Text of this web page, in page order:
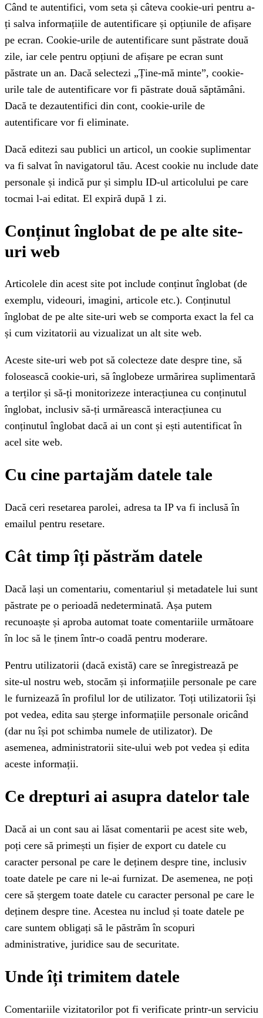
Când te autentifici, vom seta și câteva cookie-uri pentru a-
ți salva informațiile de autentificare și opțiunile de afișare
pe ecran. Cookie-urile de autentificare sunt păstrate două
zile, iar cele pentru opțiuni de afișare pe ecran sunt
păstrate un an. Dacă selectezi „Ține-mă minte”, cookie-
urile tale de autentificare vor fi păstrate două săptămâni.
Dacă te dezautentifici din cont, cookie-urile de
autentificare vor fi eliminate.
Dacă editezi sau publici un articol, un cookie suplimentar
va fi salvat în navigatorul tău. Acest cookie nu include date
personale și indică pur și simplu ID-ul articolului pe care
tocmai l-ai editat. El expiră după 1 zi.
Conținut înglobat de pe alte site-
uri web
Articolele din acest site pot include conținut înglobat (de
exemplu, videouri, imagini, articole etc.). Conținutul
înglobat de pe alte site-uri web se comporta exact la fel ca
și cum vizitatorii au vizualizat un alt site web.
Aceste site-uri web pot să colecteze date despre tine, să
folosească cookie-uri, să înglobeze urmărirea suplimentară
a terților și să-ți monitorizeze interacțiunea cu conținutul
înglobat, inclusiv să-ți urmărească interacțiunea cu
conținutul înglobat dacă ai un cont și ești autentificat în
acel site web.
Cu cine partajăm datele tale
Dacă ceri resetarea parolei, adresa ta IP va fi inclusă în
emailul pentru resetare.
Cât timp îți păstrăm datele
Dacă lași un comentariu, comentariul și metadatele lui sunt
păstrate pe o perioadă nedeterminată. Așa putem
recunoaște și aproba automat toate comentariile următoare
în loc să le ținem într-o coadă pentru moderare.
Pentru utilizatorii (dacă există) care se înregistrează pe
site-ul nostru web, stocăm și informațiile personale pe care
le furnizează în profilul lor de utilizator. Toți utilizatorii își
pot vedea, edita sau șterge informațiile personale oricând
(dar nu își pot schimba numele de utilizator). De
asemenea, administratorii site-ului web pot vedea și edita
aceste informații.
Ce drepturi ai asupra datelor tale
Dacă ai un cont sau ai lăsat comentarii pe acest site web,
poți cere să primești un fișier de export cu datele cu
caracter personal pe care le deținem despre tine, inclusiv
toate datele pe care ni le-ai furnizat. De asemenea, ne poți
cere să ștergem toate datele cu caracter personal pe care le
deținem despre tine. Acestea nu includ și toate datele pe
care suntem obligați să le păstrăm în scopuri
administrative, juridice sau de securitate.
Unde îți trimitem datele
Comentariile vizitatorilor pot fi verificate printr-un serviciu